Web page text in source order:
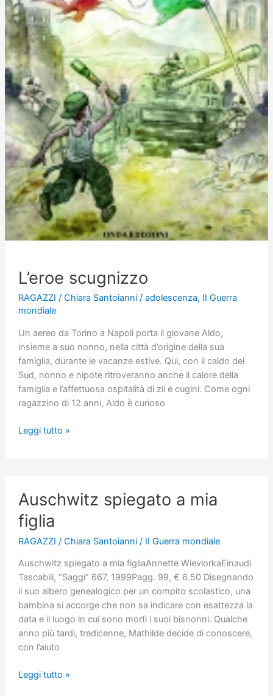
L’eroe scugnizzo
RAGAZZI / Chiara Santoianni / adolescenza, II Guerra
mondiale
Un aereo da Torino a Napoli porta il giovane Aldo,
insieme a suo nonno, nella città d’origine della sua
famiglia, durante le vacanze estive. Qui, con il caldo del
Sud, nonno e nipote ritroveranno anche il calore della
famiglia e l’affettuosa ospitalità di zii e cugini. Come ogni
ragazzino di 12 anni, Aldo è curioso
L’eroe
Leggi tutto »
Auschwitz spiegato a mia
figlia
RAGAZZI / Chiara Santoianni / II Guerra mondiale
Auschwitz spiegato a mia figliaAnnette WieviorkaEinaudi
Tascabili, “Saggi” 667, 1999Pagg. 99, € 6.50 Disegnando
il suo albero genealogico per un compito scolastico, una
bambina si accorge che non sa indicare con esattezza la
data e il luogo in cui sono morti i suoi bisnonni. Qualche
anno più tardi, tredicenne, Mathilde decide di conoscere,
con l’aiuto
Auschwitz
Leggi tutto »